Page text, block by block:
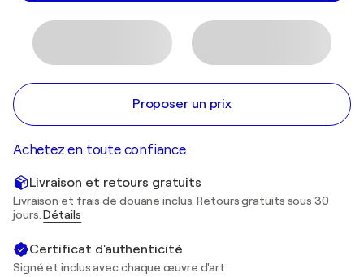
Proposer un prix
Achetez en toute confiance
Livraison et retours gratuits
Livraison et frais de douane inclus. Retours gratuits sous 30
jours.Détails
Certificat d'authenticité
Signé et inclus avec chaque œuvre d'art